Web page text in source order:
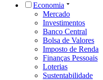
Economia
Mercado
Investimentos
Banco Central
Bolsa de Valores
Imposto de Renda
Finanças Pessoais
Loterias
Sustentabilidade